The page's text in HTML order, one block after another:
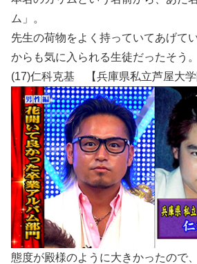
ム」。
先生の荷物をよく持っていてあげて
からも気に入られる生徒だったそう。
(17)仁科克基 【兵庫県私立芦屋大学
態度が殿様のように大きかったので